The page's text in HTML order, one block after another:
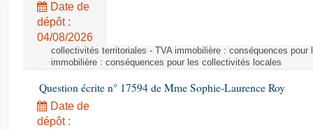
Date de
dépôt :
04/08/2026
collectivités territoriales - TVA immobilière : conséquences
immobilière : conséquences pour les collectivités locales
Question écrite n° 17594 de Mme Sophie-Laurence Roy
Date de
dépôt :